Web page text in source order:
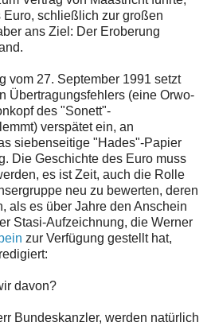
schließlich zur großen
ans Ziel: Der Eroberung
vom 27. September 1991 setzt
Übertragungsfehlers (eine Orwo-
des "Sonett"-
verspätet ein, an
siebenseitige "Hades"-Papier
Die Geschichte des Euro muss
es ist Zeit, auch die Rolle
neu zu bewerten, deren
als es über Jahre den Anschein
Stasi-Aufzeichnung, die Werner
zur Verfügung gestellt hat,
davon?
Bundeskanzler, werden natürlich